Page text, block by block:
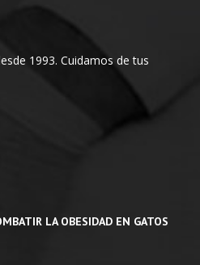
1993. Cuidamos de tus
LA OBESIDAD EN GATOS